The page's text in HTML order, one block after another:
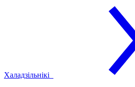
Халадзільнікі